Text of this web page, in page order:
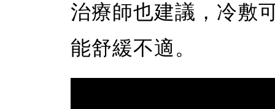
治療師也建議，冷敷
能舒緩不適。